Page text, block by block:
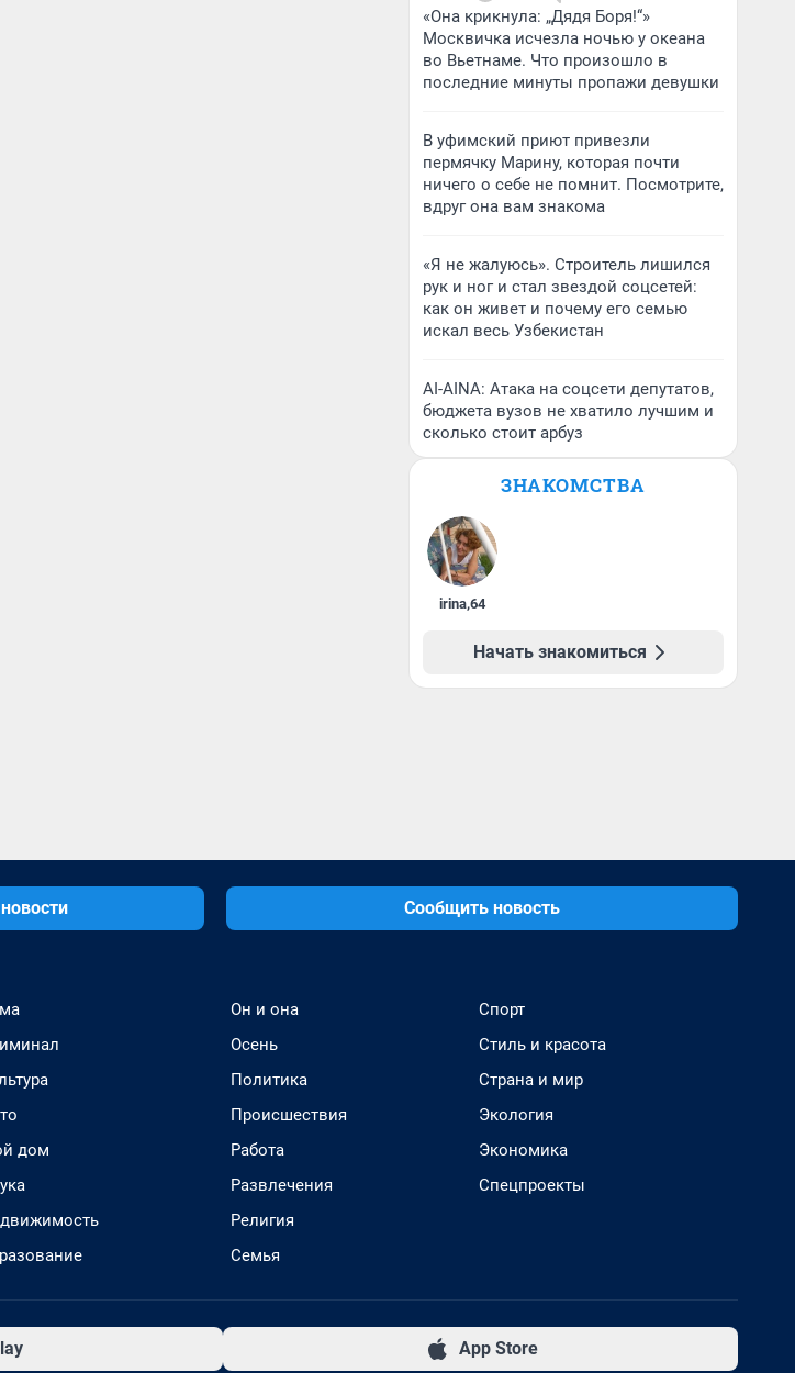
«Она крикнула: „Дядя Боря!“»
Москвичка исчезла ночью у океана
во Вьетнаме. Что произошло в
последние минуты пропажи девушки
В уфимский приют привезли
пермячку Марину, которая почти
ничего о себе не помнит. Посмотрите,
вдруг она вам знакома
«Я не жалуюсь». Строитель лишился
рук и ног и стал звездой соцсетей:
как он живет и почему его семью
искал весь Узбекистан
AI-AINA: Атака на соцсети депутатов,
бюджета вузов не хватило лучшим и
сколько стоит арбуз
ЗНАКОМСТВА
irina,64
Начать знакомиться
Сообщить новость
дом
Он и она
Осень
Политика
Происшествия
Работа
Развлечения
Религия
Семья
Спорт
Стиль и красота
Страна и мир
Экология
Экономика
Спецпроекты
App Store